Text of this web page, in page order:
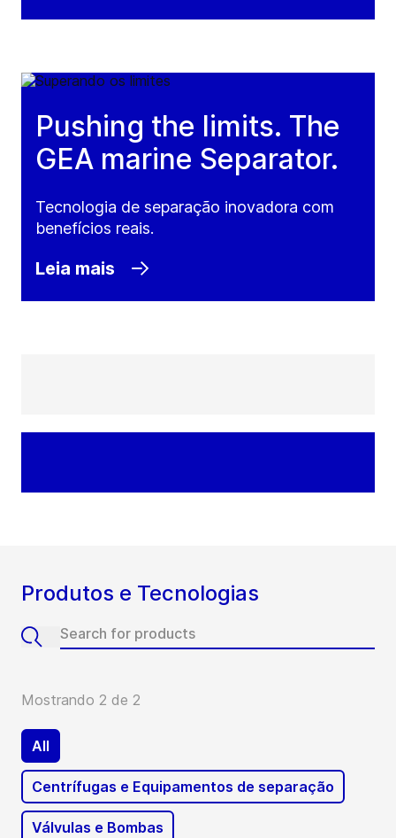
Pushing the limits. The
GEA marine Separator.
Tecnologia de separação inovadora com
benefícios reais.
Leia mais
Produtos e Tecnologias
Mostrando 2 de 2
All
Centrífugas e Equipamentos de separação
Válvulas e Bombas